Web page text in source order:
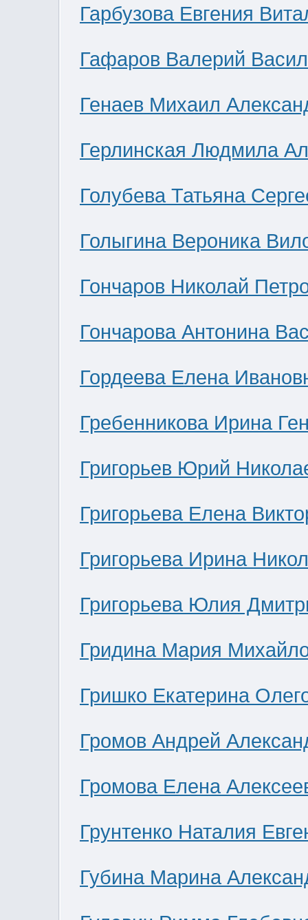
Гарбузова Евгения
Гафаров Валерий
Генаев Михаил
Герлинская Людмила
Голубева Татьяна
Голыгина Вероника
Гончаров Николай
Гончарова Антонина
Гордеева Елена
Гребенникова Ирина
Григорьев Юрий
Григорьева Елена
Григорьева Ирина
Григорьева Юлия
Гридина Мария
Гришко Екатерина
Громов Андрей
Громова Елена
Грунтенко Наталия
Губина Марина